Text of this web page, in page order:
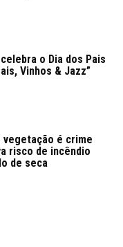
o Dia dos Pais
Vinhos & Jazz”
vegetação é crime
risco de incêndio
de seca